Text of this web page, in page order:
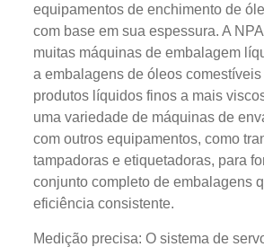
equipamentos de enchimento de
com base em sua espessura. A
muitas máquinas de embalagem
a embalagens de óleos
produtos líquidos finos a mais
uma variedade de máquinas de
com outros equipamentos, como
tampadoras e etiquetadoras, para
conjunto completo de embalagens
eficiência consistente.
Medição precisa: O sistema de